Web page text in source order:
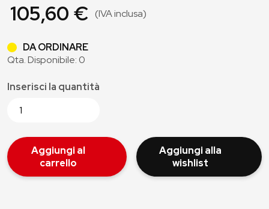
105,60 € (IVA inclusa)
DA ORDINARE
Qta. Disponibile: 0
Inserisci la quantità
Aggiungi al
carrello
Aggiungi alla
wishlist